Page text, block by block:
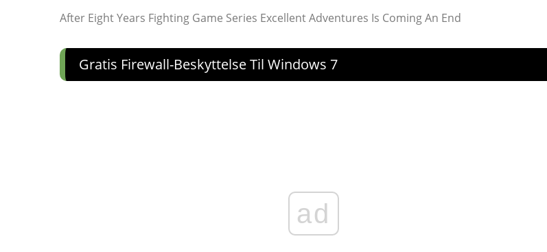
After Eight Years Fighting Game Series Excellent Adventures Is Coming An End
Gratis Firewall-Beskyttelse Til Windows 7
ad